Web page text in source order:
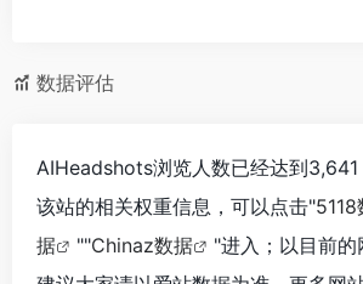
数据评估
AIHeadshots浏览人数已经达到3,641
该站的相关权重信息，可以点击"5118
据
""Chinaz数据
"进入；以目前的